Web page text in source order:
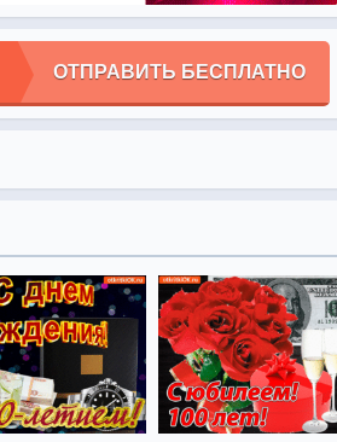
ОТПРАВИТЬ БЕСПЛАТНО